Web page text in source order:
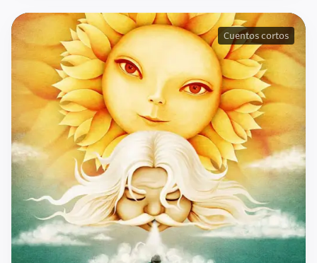
Cuentos cortos